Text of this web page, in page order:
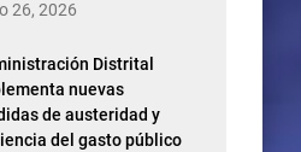
26, 2026
Distrital
nuevas
de austeridad y
del gasto público